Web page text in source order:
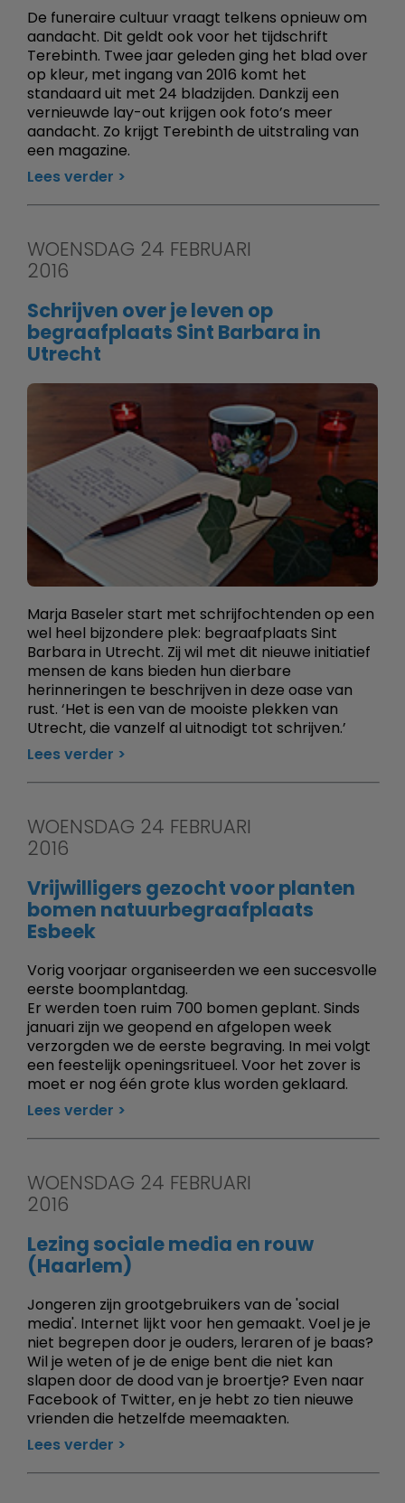
De funeraire cultuur vraagt telkens opnieuw om
aandacht. Dit geldt ook voor het tijdschrift
Terebinth. Twee jaar geleden ging het blad over
op kleur, met ingang van 2016 komt het
standaard uit met 24 bladzijden. Dankzij een
vernieuwde lay-out krijgen ook foto’s meer
aandacht. Zo krijgt Terebinth de uitstraling van
een magazine.
Lees verder
WOENSDAG 24 FEBRUARI
2016
Schrijven over je leven op
begraafplaats Sint Barbara in
Utrecht
Marja Baseler start met schrijfochtenden op een
wel heel bijzondere plek: begraafplaats Sint
Barbara in Utrecht. Zij wil met dit nieuwe initiatief
mensen de kans bieden hun dierbare
herinneringen te beschrijven in deze oase van
rust. ‘Het is een van de mooiste plekken van
Utrecht, die vanzelf al uitnodigt tot schrijven.’
Lees verder
WOENSDAG 24 FEBRUARI
2016
Vrijwilligers gezocht voor planten
bomen natuurbegraafplaats
Esbeek
Vorig voorjaar organiseerden we een succesvolle
eerste boomplantdag.
Er werden toen ruim 700 bomen geplant. Sinds
januari zijn we geopend en afgelopen week
verzorgden we de eerste begraving. In mei volgt
een feestelijk openingsritueel. Voor het zover is
moet er nog één grote klus worden geklaard.
Lees verder
WOENSDAG 24 FEBRUARI
2016
Lezing sociale media en rouw
(Haarlem)
Jongeren zijn grootgebruikers van de 'social
media'. Internet lijkt voor hen gemaakt. Voel je je
niet begrepen door je ouders, leraren of je baas?
Wil je weten of je de enige bent die niet kan
slapen door de dood van je broertje? Even naar
Facebook of Twitter, en je hebt zo tien nieuwe
vrienden die hetzelfde meemaakten.
Lees verder